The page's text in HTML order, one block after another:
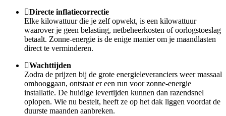
Directe inflatiecorrectie
Elke kilowattuur die je zelf opwekt, is een kilowattuur
waarover je geen belasting, netbeheerkosten of oorlogstoeslag
betaalt. Zonne-energie is de enige manier om je maandlasten
direct te verminderen.
Wachttijden
Zodra de prijzen bij de grote energieleveranciers weer massaal
omhooggaan, ontstaat er een run voor zonne-energie
installatie. De huidige levertijden kunnen dan razendsnel
oplopen. Wie nu bestelt, heeft ze op het dak liggen voordat de
duurste maanden aanbreken.